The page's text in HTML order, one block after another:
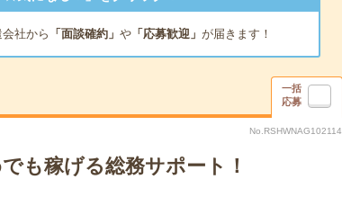
社から 「面談確約」 や「応募歓迎」 が届きます！
一括
応募
No.RSHWNAG102114
も稼げる総務サポート！